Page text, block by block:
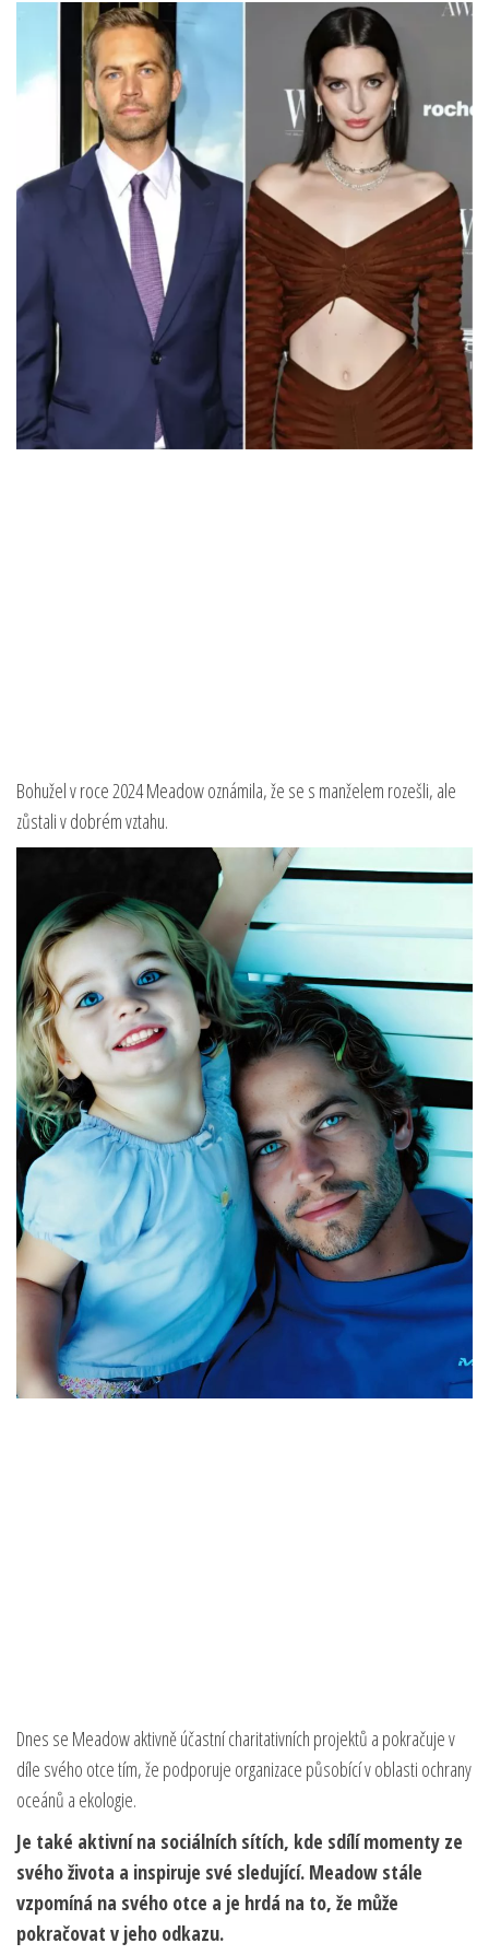
Bohužel v roce 2024 Meadow oznámila, že se s manželem rozešli, ale
zůstali v dobrém vztahu.
Dnes se Meadow aktivně účastní charitativních projektů a pokračuje v
díle svého otce tím, že podporuje organizace působící v oblasti ochrany
oceánů a ekologie.
Je také aktivní na sociálních sítích, kde sdílí momenty ze
svého života a inspiruje své sledující. Meadow stále
vzpomíná na svého otce a je hrdá na to, že může
pokračovat v jeho odkazu.